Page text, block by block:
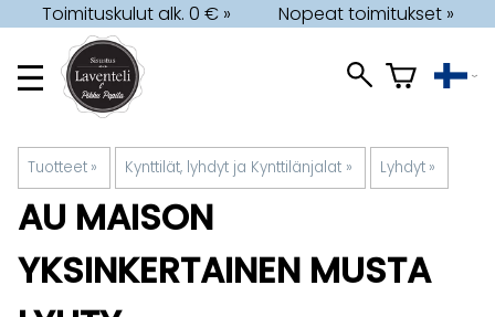
Toimituskulut alk. 0 € » Nopeat toimitukset »
Tuotteet ‪» Kynttilät, lyhdyt ja Kynttilänjalat ‪» Lyhdyt ‪»
AU MAISON
YKSINKERTAINEN MUSTA